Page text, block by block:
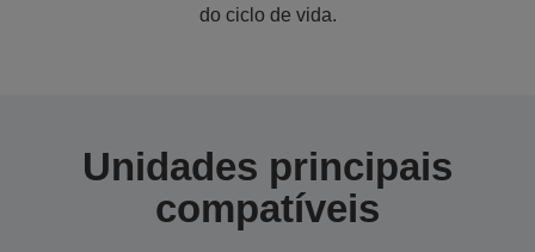
do ciclo de vida.
Unidades principais
compatíveis